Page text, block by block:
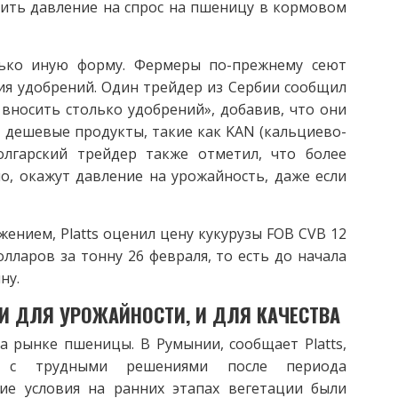
давление на спрос на пшеницу в кормовом
иную форму. Фермеры по-прежнему сеют
удобрений. Один трейдер из Сербии сообщил
столько удобрений», добавив, что они
продукты, такие как KAN (кальциево-
трейдер также отметил, что более
окажут давление на урожайность, даже если
Platts оценил цену кукурузы FOB CVB 12
за тонну 26 февраля, то есть до начала
ДЛЯ УРОЖАЙНОСТИ, И ДЛЯ КАЧЕСТВА
рынке пшеницы. В Румынии, сообщает Platts,
с трудными решениями после периода
условия на ранних этапах вегетации были